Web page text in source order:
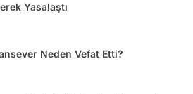
Yasalaştı
Neden Vefat Etti?